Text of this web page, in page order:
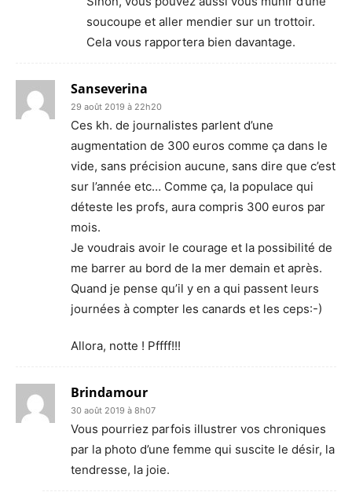
soucoupe et aller mendier sur un trottoir.
Cela vous rapportera bien davantage.
Sanseverina
29 août 2019 à 22h20
Ces kh. de journalistes parlent d’une
augmentation de 300 euros comme ça dans le
vide, sans précision aucune, sans dire que c’est
sur l’année etc… Comme ça, la populace qui
déteste les profs, aura compris 300 euros par
mois.
Je voudrais avoir le courage et la possibilité de
me barrer au bord de la mer demain et après.
Quand je pense qu’il y en a qui passent leurs
journées à compter les canards et les ceps:-)
Allora, notte ! Pffff!!!
Brindamour
30 août 2019 à 8h07
Vous pourriez parfois illustrer vos chroniques
par la photo d’une femme qui suscite le désir, la
tendresse, la joie.